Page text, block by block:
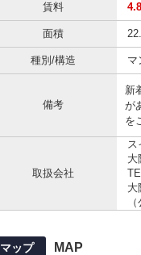
賃料
面積
種別/構造 マ
備考
新
が
を
取扱会社
ス
大
大
マップ MAP